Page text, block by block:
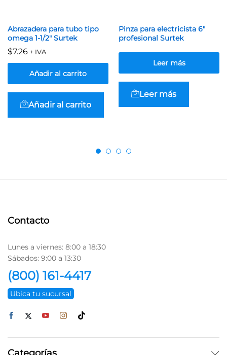
Abrazadera para tubo tipo
omega 1-1/2″ Surtek
$7.26 + IVA
Añadir al carrito
Añadir al carrito
Pinza para electricista 6″
profesional Surtek
Leer más
Leer más
Contacto
Lunes a viernes: 8:00 a 18:30
Sábados: 9:00 a 13:30
(800) 161-4417
Ubica tu sucursal